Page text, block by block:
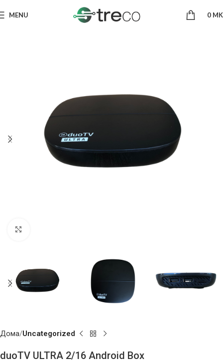
MENU 0
Дома Uncategorized
duoTV ULTRA 2/16 Android Box